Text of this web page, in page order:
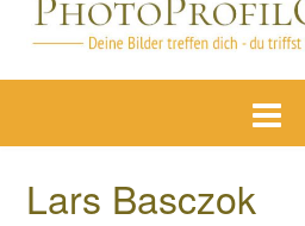
Lars Basczok